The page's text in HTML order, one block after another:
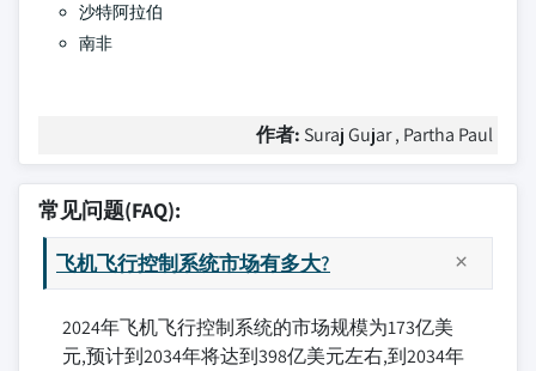
沙特阿拉伯
南非
作者: Suraj Gujar , Partha Paul
常见问题(FAQ):
飞机飞行控制系统市场有多大?
2024年飞机飞行控制系统的市场规模为173亿美
元,预计到2034年将达到398亿美元左右,到2034年